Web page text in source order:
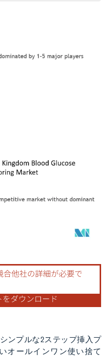
BY 4.0の表示が必要です。
ンプルな2ステップ挿入プ
オールインワン使い捨て